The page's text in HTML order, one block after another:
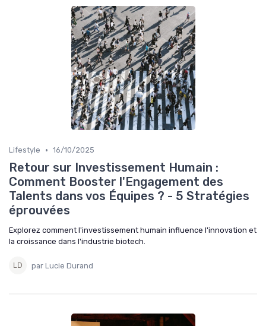
Lifestyle • 16/10/2025
Retour sur Investissement Humain :
Comment Booster l'Engagement des
Talents dans vos Équipes ? - 5 Stratégies
éprouvées
Explorez comment l'investissement humain influence l'innovation et
la croissance dans l'industrie biotech.
par Lucie Durand